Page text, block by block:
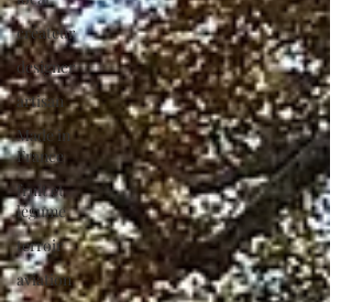
créateur
designer
artisan
Made in
France
fruit et
légume
terroir
aviation